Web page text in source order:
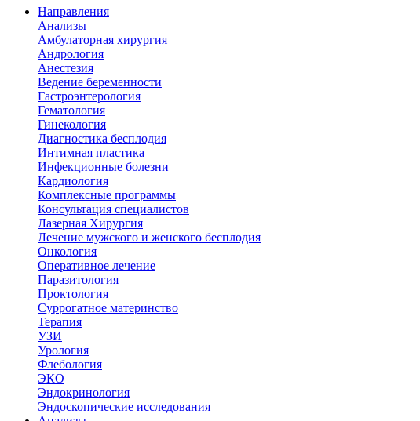
Направления
Анализы
Амбулаторная хирургия
Андрология
Анестезия
Ведение беременности
Гастроэнтерология
Гематология
Гинекология
Диагностика бесплодия
Интимная пластика
Инфекционные болезни
Кардиология
Комплексные программы
Консультация специалистов
Лазерная Хирургия
Лечение мужского и женского бесплодия
Онкология
Оперативное лечение
Паразитология
Проктология
Суррогатное материнство
Терапия
УЗИ
Урология
Флебология
ЭКО
Эндокринология
Эндоскопические исследования